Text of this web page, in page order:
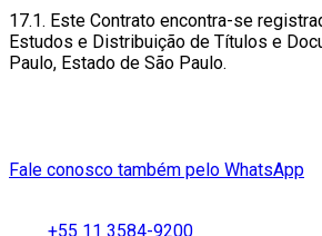
17.1. Este Contrato encontra-se
Estudos e Distribuição de Títulos e
Paulo, Estado de São Paulo.
Fale conosco também pelo WhatsApp